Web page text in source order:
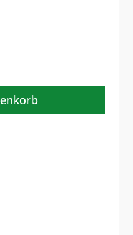
Wert